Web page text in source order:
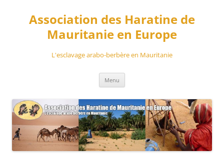
contenuAssociation des Haratine de
Mauritanie en Europe
L'esclavage arabo-berbère en Mauritanie
Menu